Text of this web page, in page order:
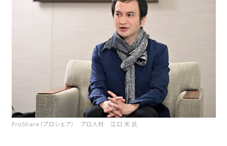
ProShare（プロシェア） プロ人材 江口 天 氏